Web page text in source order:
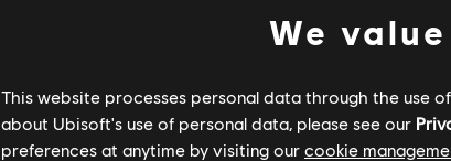
susceptibles de ne pas contenir l'intégralité du
We
This website processes personal data through the use
about Ubisoft's use of personal data, please see our
preferences at anytime by visiting our cookie